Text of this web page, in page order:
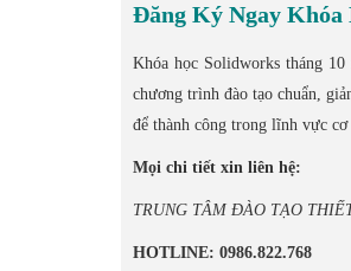
Đăng Ký Ngay Khóa
Khóa học Solidworks tháng
chương trình đào tạo chuẩn,
để thành công trong lĩnh vực
Mọi chi tiết xin liên hệ:
TRUNG TÂM ĐÀO TẠO
HOTLINE: 0986.822.768